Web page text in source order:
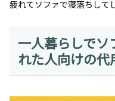
疲れてソファで寝落ちして
一人暮らしで
れた人向けの代